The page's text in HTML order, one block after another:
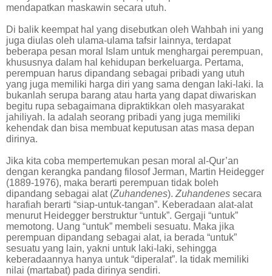
mendapatkan maskawin secara utuh.
Di balik keempat hal yang disebutkan oleh Wahbah ini yang
juga diulas oleh ulama-ulama tafsir lainnya, terdapat
beberapa pesan moral Islam untuk menghargai perempuan,
khususnya dalam hal kehidupan berkeluarga. Pertama,
perempuan harus dipandang sebagai pribadi yang utuh
yang juga memiliki harga diri yang sama dengan laki-laki. Ia
bukanlah serupa barang atau harta yang dapat diwariskan
begitu rupa sebagaimana dipraktikkan oleh masyarakat
jahiliyah. Ia adalah seorang pribadi yang juga memiliki
kehendak dan bisa membuat keputusan atas masa depan
dirinya.
Jika kita coba mempertemukan pesan moral al-Qur’an
dengan kerangka pandang filosof Jerman, Martin Heidegger
(1889-1976), maka berarti perempuan tidak boleh
dipandang sebagai alat (Zuhandenes). Zuhandenes secara
harafiah berarti “siap-untuk-tangan”. Keberadaan alat-alat
menurut Heidegger berstruktur “untuk”. Gergaji “untuk”
memotong. Uang “untuk” membeli sesuatu. Maka jika
perempuan dipandang sebagai alat, ia berada “untuk”
sesuatu yang lain, yakni untuk laki-laki, sehingga
keberadaannya hanya untuk “diperalat”. Ia tidak memiliki
nilai (martabat) pada dirinya sendiri.